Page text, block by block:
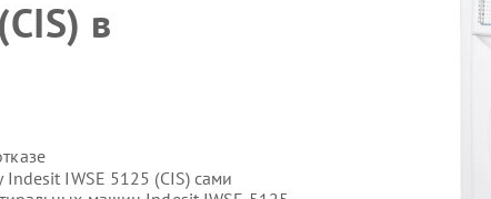
в
IWSE 5125 (СIS) сами